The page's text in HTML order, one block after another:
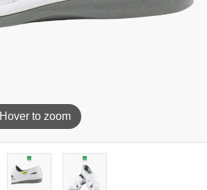
Hover to zoom